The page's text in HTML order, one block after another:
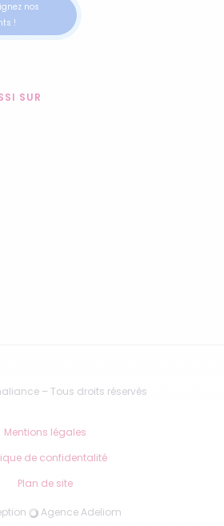
nos
!
SUR
– Tous droits réservés
Mentions légales
de confidentalité
Plan de site
Agence Adeliom